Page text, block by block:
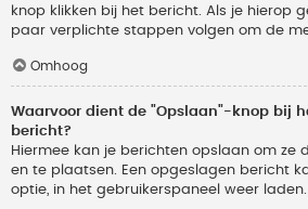
knop klikken bij het bericht. Als je hierop
paar verplichte stappen volgen om de
Omhoog
Waarvoor dient de "Opslaan"-knop bij
bericht?
Hiermee kan je berichten opslaan om ze
en te plaatsen. Een opgeslagen bericht
optie, in het gebruikerspaneel weer laden.